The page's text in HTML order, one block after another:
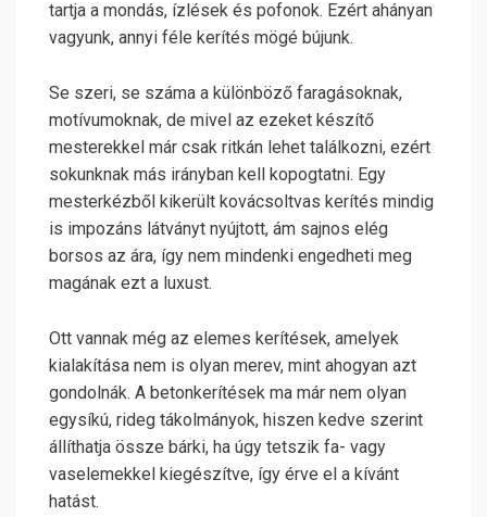
tartja a mondás, ízlések és pofonok. Ezért ahányan
vagyunk, annyi féle kerítés mögé bújunk.
Se szeri, se száma a különböző faragásoknak,
motívumoknak, de mivel az ezeket készítő
mesterekkel már csak ritkán lehet találkozni, ezért
sokunknak más irányban kell kopogtatni. Egy
mesterkézből kikerült kovácsoltvas kerítés mindig
is impozáns látványt nyújtott, ám sajnos elég
borsos az ára, így nem mindenki engedheti meg
magának ezt a luxust.
Ott vannak még az elemes kerítések, amelyek
kialakítása nem is olyan merev, mint ahogyan azt
gondolnák. A betonkerítések ma már nem olyan
egysíkú, rideg tákolmányok, hiszen kedve szerint
állíthatja össze bárki, ha úgy tetszik fa- vagy
vaselemekkel kiegészítve, így érve el a kívánt
hatást.